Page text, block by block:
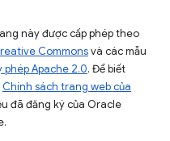
này được cấp phép theo
Commonsvà các mẫu
phép Apache 2.0. Để biết
Chính sách trang web của
đã đăng ký của Oracle